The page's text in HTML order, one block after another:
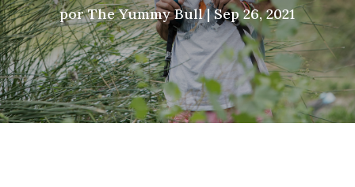
porThe Yummy Bull|Sep 26, 2021